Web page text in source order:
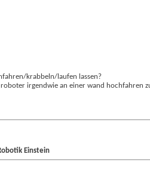
krabbeln/laufen lassen?
irgendwie an einer wand hochfahren
Einstein